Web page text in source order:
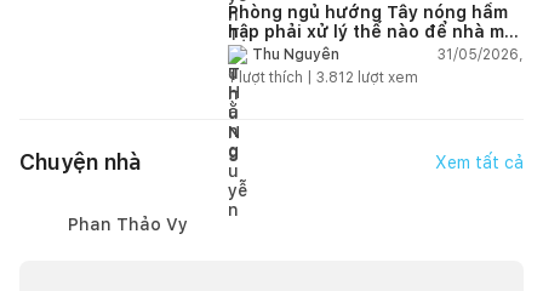
Phòng ngủ hướng Tây nóng hầm
hập phải xử lý thế nào để nhà mát
hơn?Thu Nguyễn
31/05/2026,
1lượt thích | 3.812 lượt xem
Chuyện nhà Xem tất cả
Phan Thảo Vy